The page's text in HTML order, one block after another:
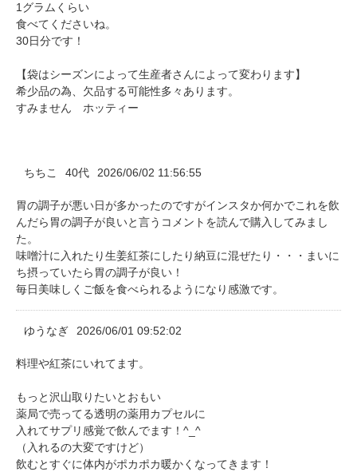
1グラムくらい
食べてくださいね。
30日分です！
【袋はシーズンによって生産者さんによって変わります】
希少品の為、欠品する可能性多々あります。
すみません ホッティー
ちちこ 40代 2026/06/02 11:56:55
胃の調子が悪い日が多かったのですがインスタか何かでこれを飲
んだら胃の調子が良いと言うコメントを読んで購入してみまし
た。
味噌汁に入れたり生姜紅茶にしたり納豆に混ぜたり・・・まいに
ち摂っていたら胃の調子が良い！
毎日美味しくご飯を食べられるようになり感激です。
ゆうなぎ 2026/06/01 09:52:02
料理や紅茶にいれてます。
もっと沢山取りたいとおもい
薬局で売ってる透明の薬用カプセルに
入れてサプリ感覚で飲んでます！^_^
（入れるの大変ですけど）
飲むとすぐに体内がポカポカ暖かくなってきます！